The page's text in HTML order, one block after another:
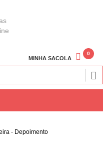
MINHA SACOLA
0
- Depoimento